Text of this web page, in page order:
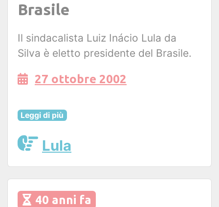
Brasile
Il sindacalista Luiz Inácio Lula da
Silva è eletto presidente del Brasile.
27 ottobre 2002
Leggi di più
Lula
40 anni fa